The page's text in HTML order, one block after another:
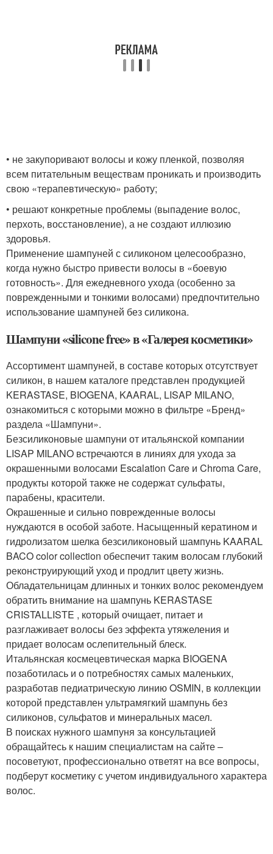
• не закупоривают волосы и кожу пленкой, позволяя
всем питательным веществам проникать и производить
свою «терапевтическую» работу;
• решают конкретные проблемы (выпадение волос,
перхоть, восстановление), а не создают иллюзию
здоровья.
Применение шампуней с силиконом целесообразно,
когда нужно быстро привести волосы в «боевую
готовность». Для ежедневного ухода (особенно за
поврежденными и тонкими волосами) предпочтительно
использование шампуней без силикона.
Шампуни «silicone free» в «Галерея косметики»
Ассортимент шампуней, в составе которых отсутствует
силикон, в нашем каталоге представлен продукцией
KERASTASE, BIOGENA, KAARAL, LISAP MILANO,
ознакомиться с которыми можно в фильтре «Бренд»
раздела «Шампуни».
Безсиликоновые шампуни от итальянской компании
LISAP MILANO встречаются в линиях для ухода за
окрашенными волосами Escalation Care и Chroma Care,
продукты которой также не содержат сульфаты,
парабены, красители.
Окрашенные и сильно поврежденные волосы
нуждаются в особой заботе. Насыщенный кератином и
гидролизатом шелка безсиликоновый шампунь KAARAL
BACO color collection обеспечит таким волосам глубокий
реконструирующий уход и продлит цвету жизнь.
Обладательницам длинных и тонких волос рекомендуем
обратить внимание на шампунь KERASTASE
CRISTALLISTE , который очищает, питает и
разглаживает волосы без эффекта утяжеления и
придает волосам ослепительный блеск.
Итальянская космецевтическая марка BIOGENA
позаботилась и о потребностях самых маленьких,
разработав педиатрическую линию OSMIN, в коллекции
которой представлен ультрамягкий шампунь без
силиконов, сульфатов и минеральных масел.
В поисках нужного шампуня за консультацией
обращайтесь к нашим специалистам на сайте –
посоветуют, профессионально ответят на все вопросы,
подберут косметику с учетом индивидуального характера
волос.